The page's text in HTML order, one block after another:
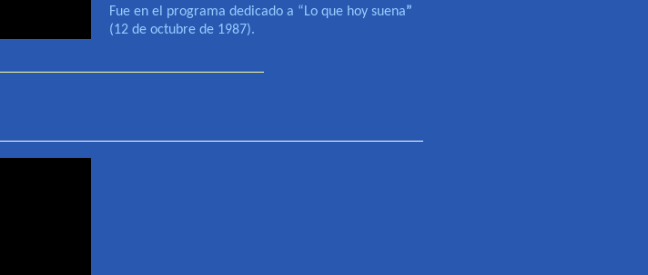
Fue en el programa dedicado a “Lo que hoy suena”
(12 de octubre de 1987).